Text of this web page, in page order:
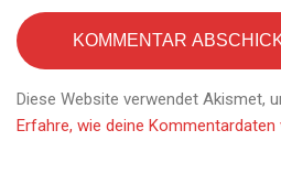
Diese Website verwendet Akismet,
Erfahre, wie deine